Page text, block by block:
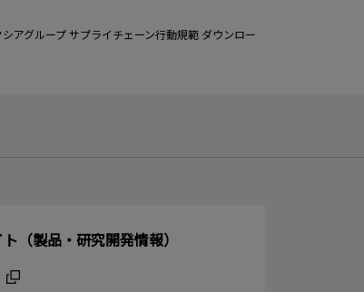
シアグループ サプライチェーン行動規範 ダウンロー
（製品・研究開発情報）